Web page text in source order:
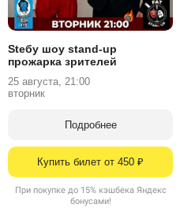
Stебу шоу stand-up
прожарка зрителей
25 августа, 21:00
вторник
Подробнее
Купить билет от 450 ₽
При покупке до 15% кэшбека Яндекс
бонусами!